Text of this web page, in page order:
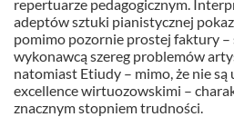
repertuarze pedagogicznym.
adeptów sztuki pianistycznej
pomimo pozornie prostej faktury –
wykonawcą szereg problemów
natomiast Etiudy – mimo, że nie
excellence wirtuozowskimi –
znacznym stopniem trudności.